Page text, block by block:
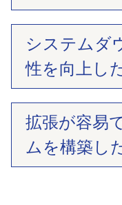
システムダ
性を向上し
拡張が容易
ムを構築し